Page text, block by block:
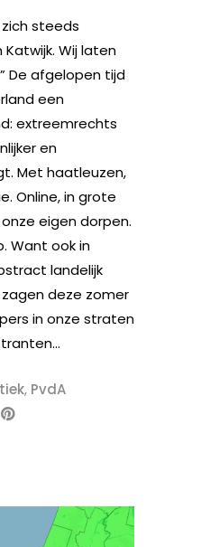
steeds
Katwijk. Wij laten
De afgelopen tijd
een
extreemrechts
en
Met haatleuzen,
Online, in grote
eigen dorpen.
Want ook in
landelijk
deze zomer
in onze straten
, PvdA